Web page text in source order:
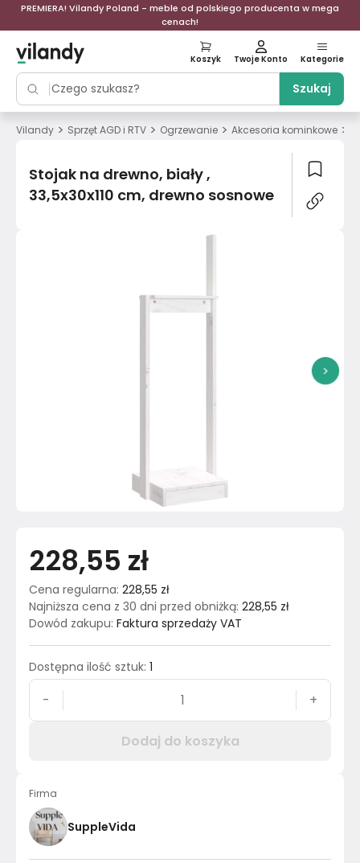
PREMIERA! Vilandy Poland - meble od polskiego producenta w mega
cenach!
Szukaj
Koszyk Twoje Konto Kategorie
Vilandy > Sprzęt AGD i RTV > Ogrzewanie > Akcesoria kominkowe >
Stojak na drewno, biały ,
33,5x30x110 cm, drewno sosnowe
>
228,55 zł
Cena regularna: 228,55 zł
Najniższa cena z 30 dni przed obniżką: 228,55 zł
Dowód zakupu: Faktura sprzedaży VAT
Dostępna ilość sztuk: 1
- +
Dodaj do koszyka
Firma
SuppleVida